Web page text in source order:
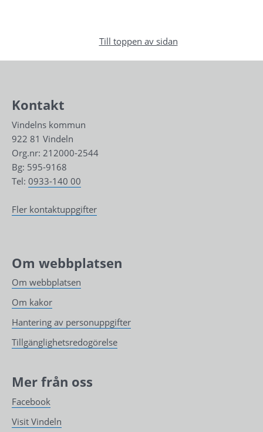
Till toppen av sidan
Kontakt
Vindelns kommun
922 81 Vindeln
Org.nr: 212000-2544
Bg: 595-9168
Tel: 0933-140 00
Fler kontaktuppgifter
Om webbplatsen
Om webbplatsen
Om kakor
Hantering av personuppgifter
Tillgänglighetsredogörelse
Mer från oss
Facebook
Visit Vindeln